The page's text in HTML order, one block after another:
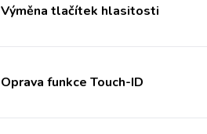
Výměna tlačítek hlasitosti
Oprava funkce Touch-ID